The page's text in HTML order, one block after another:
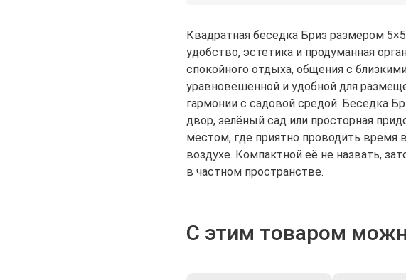
Квадратная беседка Бриз размером
удобство, эстетика и продуманная
спокойного отдыха, общения с
уравновешенной и удобной для
гармонии с садовой средой. Беседка
двор, зелёный сад или просторная
местом, где приятно проводить время
воздухе. Компактной её не назвать,
в частном пространстве.
С этим товаром